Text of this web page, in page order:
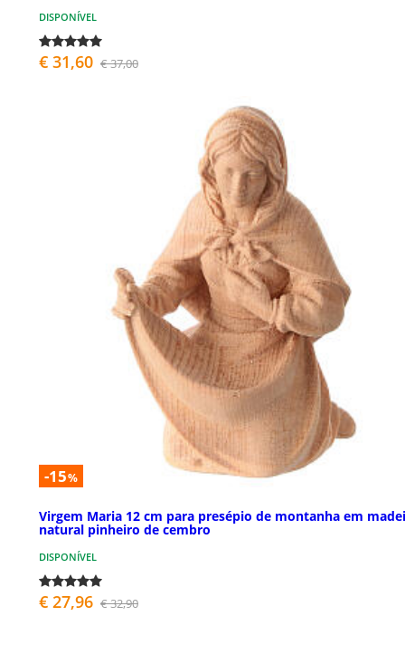
DISPONÍVEL
€ 31,60 € 37,00
-15%
Virgem Maria 12 cm para presépio de montanha em
natural pinheiro de cembro
DISPONÍVEL
€ 27,96 € 32,90